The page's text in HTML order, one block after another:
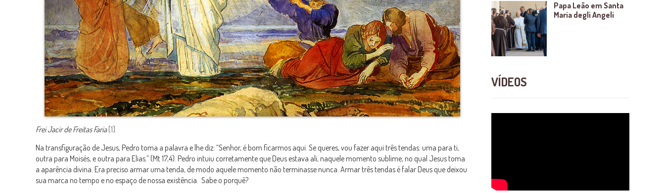
Frei Jacir de Freitas Faria [1]
Na transfiguração de Jesus, Pedro toma a palavra e lhe diz: “Senhor, é bom ficarmos aqui. Se queres, vou fazer aqui três tendas: uma para ti,
outra para Moisés, e outra para Elias.” (Mt 17,4). Pedro intuiu corretamente que Deus estava ali, naquele momento sublime, no qual Jesus toma
a aparência divina. Era preciso armar uma tenda, de modo aquele momento não terminasse nunca. Armar três tendas é falar Deus que deixou
sua marca no tempo e no espaço de nossa existência. Sabe o porquê?
Papa Leão em Santa
Maria degli Angeli
VÍDEOS